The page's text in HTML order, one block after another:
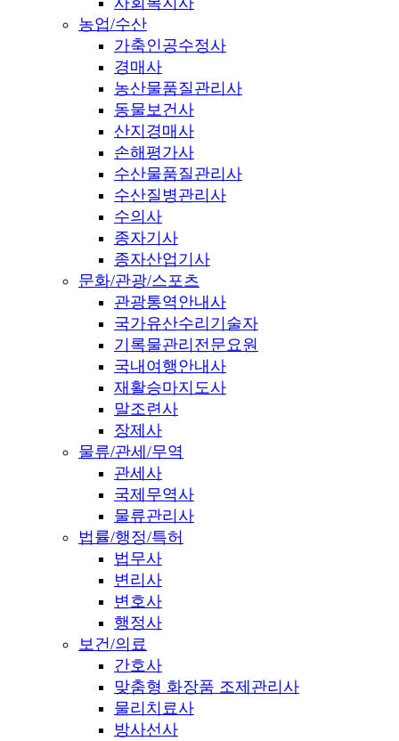
농업/수산
가축인공수정사
경매사
농산물품질관리사
동물보건사
산지경매사
손해평가사
수산물품질관리사
수산질병관리사
수의사
종자기사
종자산업기사
문화/관광/스포츠
관광통역안내사
국가유산수리기술자
기록물관리전문요원
국내여행안내사
재활승마지도사
말조련사
장제사
물류/관세/무역
관세사
국제무역사
물류관리사
법률/행정/특허
법무사
변리사
변호사
행정사
보건/의료
간호사
맞춤형 화장품 조제관리사
물리치료사
방사선사